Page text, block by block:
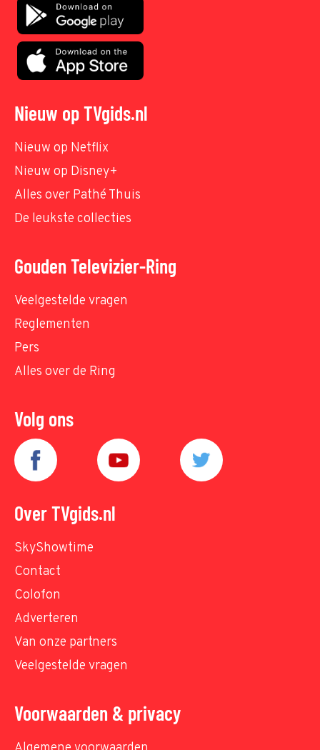
Nieuw op TVgids.nl
Nieuw op Netflix
Nieuw op Disney+
Alles over Pathé Thuis
De leukste collecties
Gouden Televizier-Ring
Veelgestelde vragen
Reglementen
Pers
Alles over de Ring
Volg ons
Over TVgids.nl
SkyShowtime
Contact
Colofon
Adverteren
Van onze partners
Veelgestelde vragen
Voorwaarden & privacy